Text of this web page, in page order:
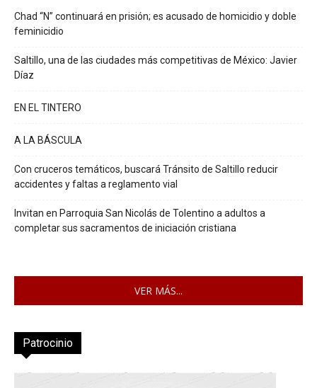
Chad “N” continuará en prisión; es acusado de homicidio y doble
feminicidio
Saltillo, una de las ciudades más competitivas de México: Javier
Díaz
EN EL TINTERO
A LA BÁSCULA
Con cruceros temáticos, buscará Tránsito de Saltillo reducir
accidentes y faltas a reglamento vial
Invitan en Parroquia San Nicolás de Tolentino a adultos a
completar sus sacramentos de iniciación cristiana
VER MÁS...
Patrocinio